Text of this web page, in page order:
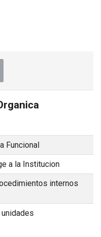
Funcional
a la Institucion
internos